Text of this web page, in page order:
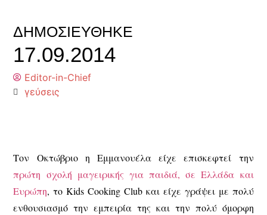
ΔΗΜΟΣΙΕΎΘΗΚΕ
17.09.2014
Editor-in-Chief
γεύσεις
Τον Οκτώβριο η Εμμανουέλα είχε επισκεφτεί την
πρώτη σχολή μαγειρικής για παιδιά, σε Ελλάδα και
Ευρώπη, το Kids Cooking Club και είχε γράψει με πολύ
ενθουσιασμό την εμπειρία της και την πολύ όμορφη